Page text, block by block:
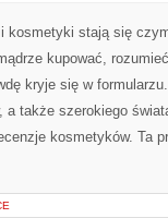
kosmetyki stają się
kupować,
kryje się w
także szerokiego
kosmetyków. Ta